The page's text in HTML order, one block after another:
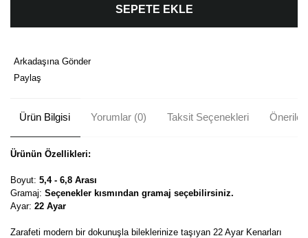
SEPETE EKLE
Arkadaşına Gönder
Paylaş
Ürün Bilgisi Yorumlar (0) Taksit Seçenekleri
Ürünün Özellikleri:
Boyut: 5,4 - 6,8 Arası
Gramaj: Seçenekler kısmından gramaj seçebilirsiniz.
Ayar: 22 Ayar
Zarafeti modern bir dokunuşla bileklerinize taşıyan 22 Ayar Kenarları